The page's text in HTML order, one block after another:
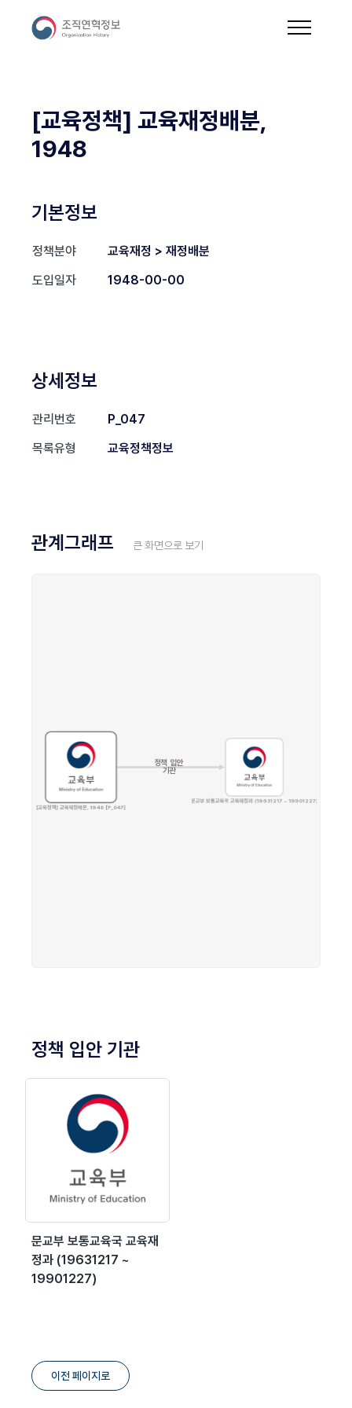
[교육정책] 교육재정배분,
1948
기본정보
정책분야
교육재정 > 재정배분
도입일자
1948-00-00
상세정보
관리번호
P_047
목록유형
교육정책정보
관계그래프 큰 화면으로 보기
정책 입안 기관
문교부 보통교육국 교육재
정과 (19631217 ~
19901227)
이전 페이지로